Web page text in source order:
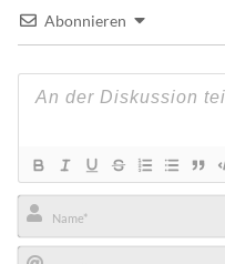
Abonnieren
Name*